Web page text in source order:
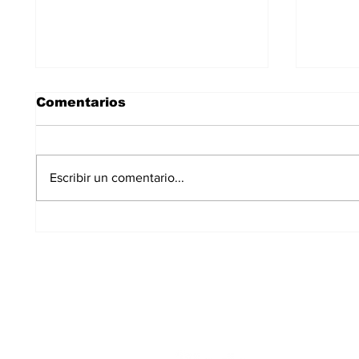
Comentarios
Escribir un comentario...